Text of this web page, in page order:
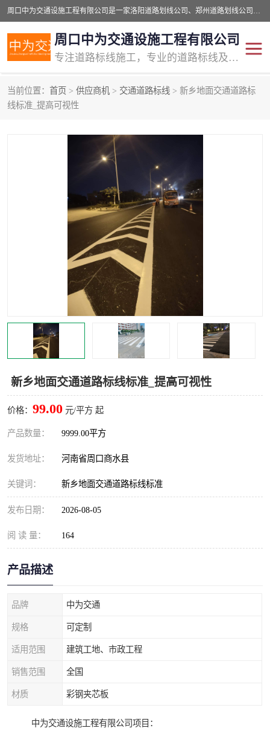
周口中为交通设施工程有限公司是一家洛阳道路划线公司、郑州道路划线公司、平顶山道路车位划线公司、开封车位划线公司、许昌道路车位划线公司、漯河道路车位划线公司，公司始终坚持“诚信、匠心、专注”的宗旨；我们的经营理念是：的服务。
周口中为交通设施工程有限公司
专注道路标线施工，专业的道路标线及交通设施施工服务商!
当前位置： 首页 > 供应商机 > 交通道路标线 > 新乡地面交通道路标
线标准_提高可视性
新乡地面交通道路标线标准_提高可视性
价格： 99.00 元/平方 起
产品数量： 9999.00平方
发货地址： 河南省周口商水县
关键词： 新乡地面交通道路标线标准
发布日期： 2026-08-05
阅 读 量： 164
产品描述
品牌 中为交通
规格 可定制
适用范围 建筑工地、市政工程
销售范围 全国
材质 彩钢夹芯板
中为交通设施工程有限公司项目：
交通道路标线
道路标线划线 马路标线
道路划线